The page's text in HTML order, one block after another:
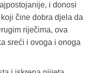
i donosi
čine dobra djela da
riječima, ova
sreći i ovoga i onoga